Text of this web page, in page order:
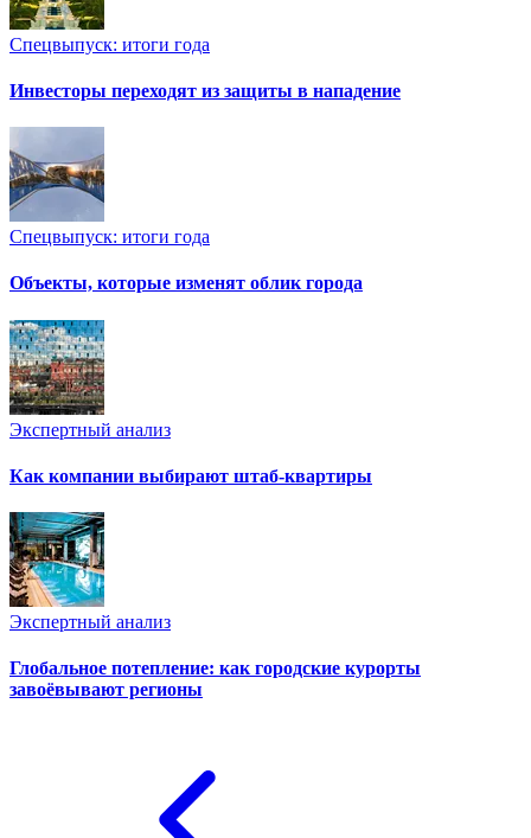
Спецвыпуск: итоги года
Инвесторы переходят из защиты в нападение
Спецвыпуск: итоги года
Объекты, которые изменят облик города
Экспертный анализ
Как компании выбирают штаб-квартиры
Экспертный анализ
Глобальное потепление: как городские курорты
завоёвывают регионы